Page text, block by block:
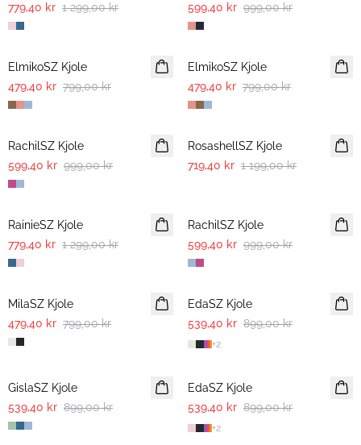
779,40 kr 1 299,00 kr
599,40 kr 999,00 kr
-40%
ElmikoSZ Kjole
479,40 kr 799,00 kr
-40%
ElmikoSZ Kjole
479,40 kr 799,00 kr
-40%
RachilSZ Kjole
599,40 kr 999,00 kr
-40%
RosashellSZ Kjole
719,40 kr 1 199,00 kr
-40%
RainieSZ Kjole
779,40 kr 1 299,00 kr
RachilSZ Kjole
599,40 kr 999,00 kr
-40%
MilaSZ Kjole
479,40 kr 799,00 kr
-40%
EdaSZ Kjole
539,40 kr 899,00 kr
+2
GislaSZ Kjole
539,40 kr 899,00 kr
EdaSZ Kjole
539,40 kr 899,00 kr
+2